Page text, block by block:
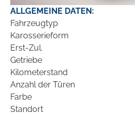
ALLGEMEINE DATEN:
Fahrzeugtyp
Karosserieform
Erst-Zul.
Getriebe
Kilometerstand
Anzahl der Türen
Farbe
Standort